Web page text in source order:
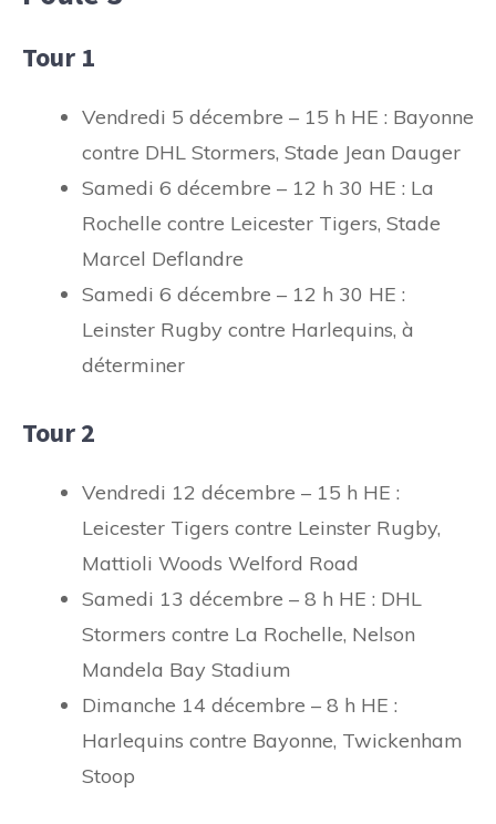
Tour 1
Vendredi 5 décembre – 15 h HE : Bayonne
contre DHL Stormers, Stade Jean Dauger
Samedi 6 décembre – 12 h 30 HE : La
Rochelle contre Leicester Tigers, Stade
Marcel Deflandre
Samedi 6 décembre – 12 h 30 HE :
Leinster Rugby contre Harlequins, à
déterminer
Tour 2
Vendredi 12 décembre – 15 h HE :
Leicester Tigers contre Leinster Rugby,
Mattioli Woods Welford Road
Samedi 13 décembre – 8 h HE : DHL
Stormers contre La Rochelle, Nelson
Mandela Bay Stadium
Dimanche 14 décembre – 8 h HE :
Harlequins contre Bayonne, Twickenham
Stoop